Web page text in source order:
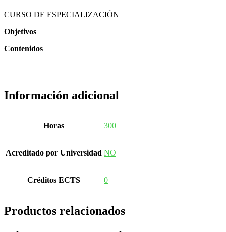
CURSO DE ESPECIALIZACIÓN
Objetivos
Contenidos
Información adicional
Horas 300
Acreditado por Universidad NO
Créditos ECTS 0
Productos relacionados